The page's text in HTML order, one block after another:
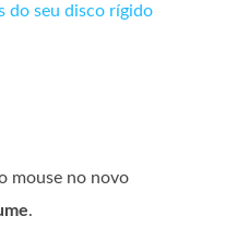
do seu disco rígido
mouse no novo
.